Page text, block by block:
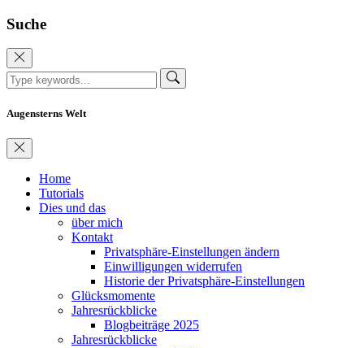
Suche
Augensterns Welt
Home
Tutorials
Dies und das
über mich
Kontakt
Privatsphäre-Einstellungen ändern
Einwilligungen widerrufen
Historie der Privatsphäre-Einstellungen
Glücksmomente
Jahresrückblicke
Blogbeiträge 2025
Jahresrückblicke